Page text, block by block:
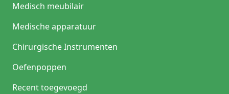
Medisch meubilair
Medische apparatuur
Chirurgische Instrumenten
Oefenpoppen
Recent toegevoegd